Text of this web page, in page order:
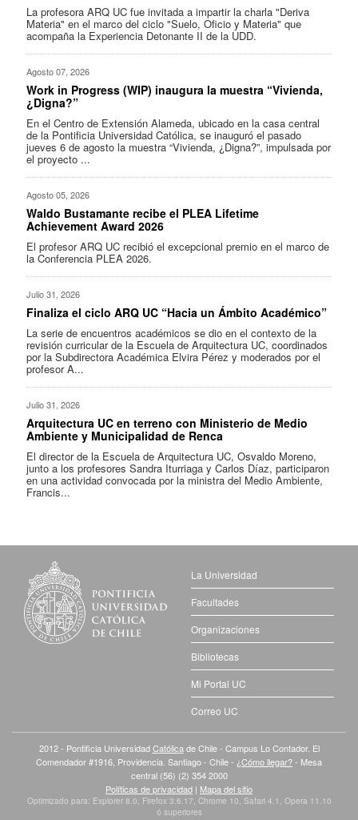
La profesora ARQ UC fue invitada a impartir la charla "Deriva
Materia" en el marco del ciclo "Suelo, Oficio y Materia" que
acompaña la Experiencia Detonante II de la UDD.
Agosto 07, 2026
Work in Progress (WIP) inaugura la muestra “Vivienda,
¿Digna?”
En el Centro de Extensión Alameda, ubicado en la casa central
de la Pontificia Universidad Católica, se inauguró el pasado
jueves 6 de agosto la muestra “Vivienda, ¿Digna?”, impulsada por
el proyecto ...
Agosto 05, 2026
Waldo Bustamante recibe el PLEA Lifetime
Achievement Award 2026
El profesor ARQ UC recibió el excepcional premio en el marco de
la Conferencia PLEA 2026.
Julio 31, 2026
Finaliza el ciclo ARQ UC “Hacia un Ámbito Académico”
La serie de encuentros académicos se dio en el contexto de la
revisión curricular de la Escuela de Arquitectura UC, coordinados
por la Subdirectora Académica Elvira Pérez y moderados por el
profesor A...
Julio 31, 2026
Arquitectura UC en terreno con Ministerio de Medio
Ambiente y Municipalidad de Renca
El director de la Escuela de Arquitectura UC, Osvaldo Moreno,
junto a los profesores Sandra Iturriaga y Carlos Díaz, participaron
en una actividad convocada por la ministra del Medio Ambiente,
Francis...
La Universidad
Facultades
Organizaciones
Bibliotecas
Mi Portal UC
Correo UC
2012 - Pontificia UniversidadCatólica de Chile - Campus Lo Contador. El
Comendador #1916, Providencia. Santiago - Chile - ¿Cómo llegar?- Mesa
central (56) (2) 354 2000
Políticas de privacidad | Mapa del sitio
Optimizado para: Explorer 8.0, Firefox 3.6.17, Chrome 10, Safari 4.1, Opera 11.10
ó superiores